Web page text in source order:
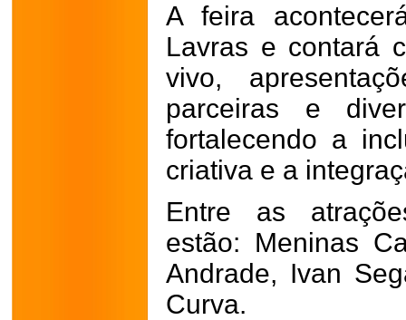
A feira
Lavras e contará
vivo,
parceiras e
fortalecendo a
criativa e a
Entre as
estão: Meninas
Andrade, Ivan
Curva.